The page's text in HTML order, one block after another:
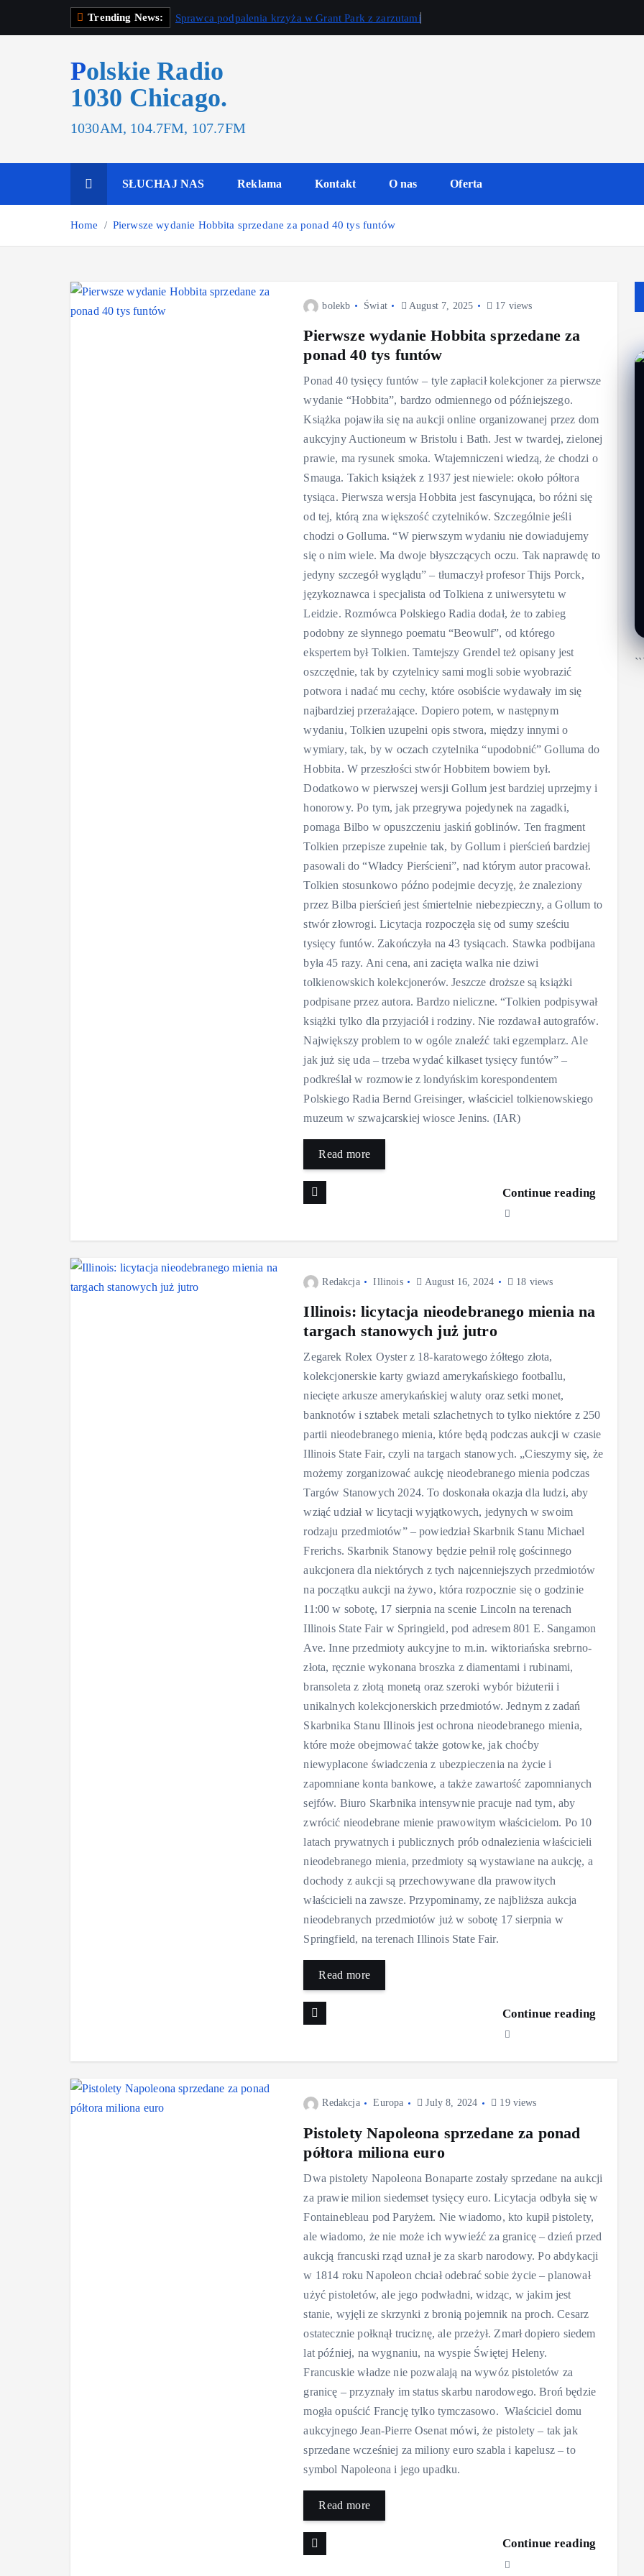
Trending News: Sprawca podpalenia krzyża w Grant Park z zarzutami
Polskie Radio
1030 Chicago.
1030AM, 104.7FM, 107.7FM
SŁUCHAJ NAS Reklama Kontakt O nas Oferta
Home Pierwsze wydanie Hobbita sprzedane za ponad 40 tys funtów
bolekb Świat August 7, 2025 17 views
Pierwsze wydanie Hobbita sprzedane za
ponad 40 tys funtów
Ponad 40 tysięcy funtów – tyle zapłacił kolekcjoner za pierwsze
wydanie “Hobbita”, bardzo odmiennego od późniejszego.
Książka pojawiła się na aukcji online organizowanej przez dom
aukcyjny Auctioneum w Bristolu i Bath. Jest w twardej, zielonej
prawie, ma rysunek smoka. Wtajemniczeni wiedzą, że chodzi o
Smauga. Takich książek z 1937 jest niewiele: około półtora
tysiąca. Pierwsza wersja Hobbita jest fascynująca, bo różni się
od tej, którą zna większość czytelników. Szczególnie jeśli
chodzi o Golluma. “W pierwszym wydaniu nie dowiadujemy
się o nim wiele. Ma dwoje błyszczących oczu. Tak naprawdę to
jedyny szczegół wyglądu” – tłumaczył profesor Thijs Porck,
językoznawca i specjalista od Tolkiena z uniwersytetu w
Leidzie. Rozmówca Polskiego Radia dodał, że to zabieg
podobny ze słynnego poematu “Beowulf”, od którego
ekspertem był Tolkien. Tamtejszy Grendel też opisany jest
oszczędnie, tak by czytelnicy sami mogli sobie wyobrazić
potwora i nadać mu cechy, które osobiście wydawały im się
najbardziej przerażające. Dopiero potem, w następnym
wydaniu, Tolkien uzupełni opis stwora, między innymi o
wymiary, tak, by w oczach czytelnika “upodobnić” Golluma do
Hobbita. W przeszłości stwór Hobbitem bowiem był.
Dodatkowo w pierwszej wersji Gollum jest bardziej uprzejmy i
honorowy. Po tym, jak przegrywa pojedynek na zagadki,
pomaga Bilbo w opuszczeniu jaskiń goblinów. Ten fragment
Tolkien przepisze zupełnie tak, by Gollum i pierścień bardziej
pasowali do “Władcy Pierścieni”, nad którym autor pracował.
Tolkien stosunkowo późno podejmie decyzję, że znaleziony
przez Bilba pierścień jest śmiertelnie niebezpieczny, a Gollum to
stwór złowrogi. Licytacja rozpoczęła się od sumy sześciu
tysięcy funtów. Zakończyła na 43 tysiącach. Stawka podbijana
była 45 razy. Ani cena, ani zacięta walka nie dziwi
tolkienowskich kolekcjonerów. Jeszcze droższe są książki
podpisane przez autora. Bardzo nieliczne. “Tolkien podpisywał
książki tylko dla przyjaciół i rodziny. Nie rozdawał autografów.
Największy problem to w ogóle znaleźć taki egzemplarz. Ale
jak już się uda – trzeba wydać kilkaset tysięcy funtów” –
podkreślał w rozmowie z londyńskim korespondentem
Polskiego Radia Bernd Greisinger, właściciel tolkienowskiego
muzeum w szwajcarskiej wiosce Jenins. (IAR)
Read more
Continue reading
Redakcja Illinois August 16, 2024 18 views
Illinois: licytacja nieodebranego mienia na
targach stanowych już jutro
Zegarek Rolex Oyster z 18-karatowego żółtego złota,
kolekcjonerskie karty gwiazd amerykańskiego footballu,
niecięte arkusze amerykańskiej waluty oraz setki monet,
banknotów i sztabek metali szlachetnych to tylko niektóre z 250
partii nieodebranego mienia, które będą podczas aukcji w czasie
Illinois State Fair, czyli na targach stanowych. „Cieszymy się, że
możemy zorganizować aukcję nieodebranego mienia podczas
Targów Stanowych 2024. To doskonała okazja dla ludzi, aby
wziąć udział w licytacji wyjątkowych, jedynych w swoim
rodzaju przedmiotów” – powiedział Skarbnik Stanu Michael
Frerichs. Skarbnik Stanowy będzie pełnił rolę gościnnego
aukcjonera dla niektórych z tych najcenniejszych przedmiotów
na początku aukcji na żywo, która rozpocznie się o godzinie
11:00 w sobotę, 17 sierpnia na scenie Lincoln na terenach
Illinois State Fair w Springield, pod adresem 801 E. Sangamon
Ave. Inne przedmioty aukcyjne to m.in. wiktoriańska srebrno-
złota, ręcznie wykonana broszka z diamentami i rubinami,
bransoleta z złotą monetą oraz szeroki wybór biżuterii i
unikalnych kolekcjonerskich przedmiotów. Jednym z zadań
Skarbnika Stanu Illinois jest ochrona nieodebranego mienia,
które może obejmować także gotowke, jak choćby
niewyplacone świadczenia z ubezpieczenia na życie i
zapomniane konta bankowe, a także zawartość zapomnianych
sejfów. Biuro Skarbnika intensywnie pracuje nad tym, aby
zwrócić nieodebrane mienie prawowitym właścicielom. Po 10
latach prywatnych i publicznych prób odnalezienia właścicieli
nieodebranego mienia, przedmioty są wystawiane na aukcję, a
dochody z aukcji są przechowywane dla prawowitych
właścicieli na zawsze. Przypominamy, ze najbliższa aukcja
nieodebranych przedmiotów już w sobotę 17 sierpnia w
Springfield, na terenach Illinois State Fair.
Read more
Continue reading
Redakcja Europa July 8, 2024 19 views
Pistolety Napoleona sprzedane za ponad
półtora miliona euro
Dwa pistolety Napoleona Bonaparte zostały sprzedane na aukcji
za prawie milion siedemset tysięcy euro. Licytacja odbyła się w
Fontainebleau pod Paryżem. Nie wiadomo, kto kupił pistolety,
ale wiadomo, że nie może ich wywieźć za granicę – dzień przed
aukcją francuski rząd uznał je za skarb narodowy. Po abdykacji
w 1814 roku Napoleon chciał odebrać sobie życie – planował
użyć pistoletów, ale jego podwładni, widząc, w jakim jest
stanie, wyjęli ze skrzynki z bronią pojemnik na proch. Cesarz
ostatecznie połknął truciznę, ale przeżył. Zmarł dopiero siedem
lat później, na wygnaniu, na wyspie Świętej Heleny.
Francuskie władze nie pozwalają na wywóz pistoletów za
granicę – przyznały im status skarbu narodowego. Broń będzie
mogła opuścić Francję tylko tymczasowo. Właściciel domu
aukcyjnego Jean-Pierre Osenat mówi, że pistolety – tak jak
sprzedane wcześniej za miliony euro szabla i kapelusz – to
symbol Napoleona i jego upadku.
Read more
Continue reading